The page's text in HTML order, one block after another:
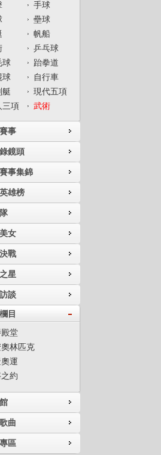
手球
壘球
帆船
乒乓球
球
跆拳道
球
自行車
艇
現代五項
三項
武術
事
鏡頭
事集錦
雄榜
女
戰
星
談
目
堂
林匹克
運
約
曲
區